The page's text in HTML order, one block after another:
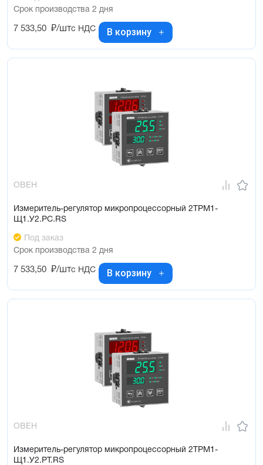
Срок производства 2 дня
7 533,50 ₽/штс НДС В корзину
ОВЕН
Измеритель-регулятор микропроцессорный 2ТРМ1-
Щ1.У2.РС.RS
Под заказ
Срок производства 2 дня
7 533,50 ₽/штс НДС В корзину
ОВЕН
Измеритель-регулятор микропроцессорный 2ТРМ1-
Щ1.У2.РТ.RS